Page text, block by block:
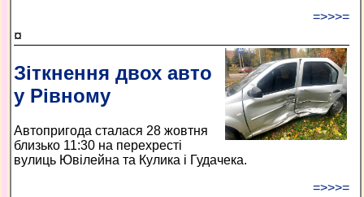
=>>>=
¤
Зіткнення двох авто
у Рівному
Автопригода сталася 28 жовтня
близько 11:30 на перехресті
вулиць Ювілейна та Кулика і Гудачека.
=>>>=